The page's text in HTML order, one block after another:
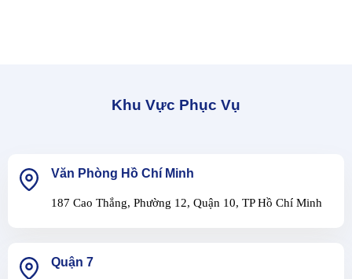
Khu Vực Phục Vụ
Văn Phòng Hồ Chí Minh
187 Cao Thắng, Phường 12, Quận 10, TP Hồ Chí Minh
Quận 7